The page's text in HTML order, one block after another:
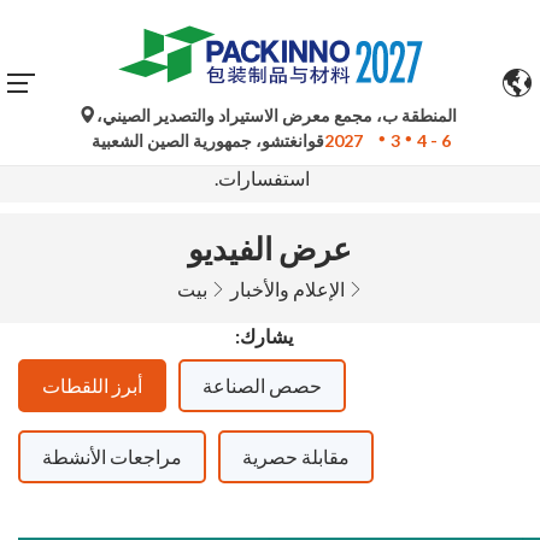
تُستخدم الترجمات الآلية من جوجل لأغراض مرجعية فقط وقد
تكون غير دقيقة. يُرجى الرجوع إلى النسخة الأصلية لأي
استفسارات.
المنطقة ب، مجمع معرض الاستيراد والتصدير الصيني،
قوانغتشو، جمهورية الصين الشعبية2027 3 4 - 6
عرض الفيديو
بيت الإعلام والأخبار
يشارك:
أبرز اللقطات حصص الصناعة
مراجعات الأنشطة مقابلة حصرية